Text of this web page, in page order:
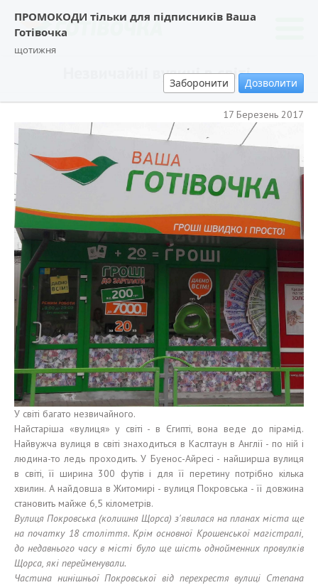
ПРОМОКОДИ тільки для підписників Ваша
Готівочка
щотижня
Заборонити Дозволити
Незвичайні вулиці в світі.
17 Березень 2017
У світі багато незвичайного.
Найстаріша «вулиця» у світі - в Єгипті, вона веде до пірамід.
Найвужча вулиця в світі знаходиться в Каслтаун в Англії - по ній і
людина-то ледь проходить. У Буенос-Айресі - найширша вулиця
в світі, її ширина 300 футів і для її перетину потрібно кілька
хвилин. А найдовша в Житомирі - вулиця Покровська - її довжина
становить майже 6,5 кілометрів.
Вулиця Покровська (колишня Щорса) з'явилася на планах міста ще
на початку 18 століття. Крім основної Крошенської магістралі,
до недавнього часу в місті було ще шість однойменних провулків
Щорса, які перейменували.
Частина нинішньої Покровської від перехрестя вулиці Степана